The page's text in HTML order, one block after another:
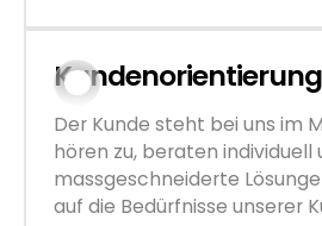
Kundenorientierung
Der Kunde steht bei uns im
hören zu, beraten individuell
massgeschneiderte
auf die Bedürfnisse unserer